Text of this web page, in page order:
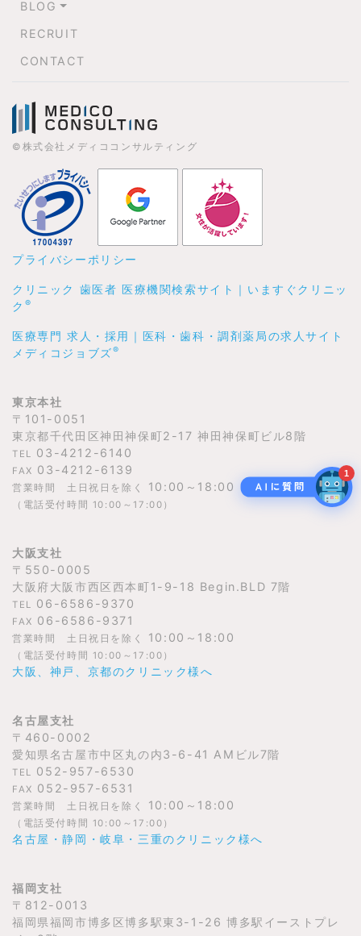
BLOG
RECRUIT
CONTACT
©株式会社メディココンサルティング
プライバシーポリシー
クリニック 歯医者 医療機関検索サイト｜いますぐクリニッ
ク ®
医療専門 求人・採用｜医科・歯科・調剤薬局の求人サイト
メディコジョブズ®
東京本社
〒101-0051
東京都千代田区神田神保町2-17 神田神保町ビル8階
TEL 03-4212-6140
FAX 03-4212-6139
営業時間 土日祝日を除く 10:00～18:00
（電話受付時間 10:00～17:00）
大阪支社
〒550-0005
大阪府大阪市西区西本町1-9-18 Begin.BLD 7階
TEL 06-6586-9370
FAX 06-6586-9371
営業時間 土日祝日を除く 10:00～18:00
（電話受付時間 10:00～17:00）
大阪、神戸、京都のクリニック様へ
名古屋支社
〒460-0002
愛知県名古屋市中区丸の内3-6-41 AMビル7階
TEL 052-957-6530
FAX 052-957-6531
営業時間 土日祝日を除く 10:00～18:00
（電話受付時間 10:00～17:00）
名古屋・静岡・岐阜・三重のクリニック様へ
福岡支社
〒812-0013
福岡県福岡市博多区博多駅東3-1-26 博多駅イーストプレ
1